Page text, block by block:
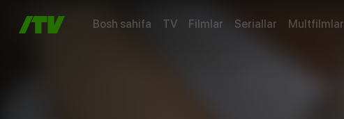
Bosh sahifa TV Filmlar Seriallar Multfilmlar